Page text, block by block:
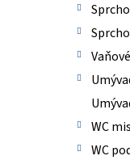
WC
WC